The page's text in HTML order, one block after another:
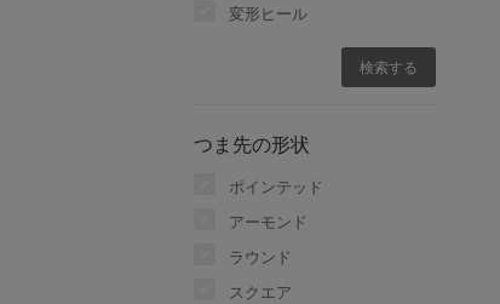
変形ヒール
つま先の形状
ポインテッド
アーモンド
ラウンド
スクエア